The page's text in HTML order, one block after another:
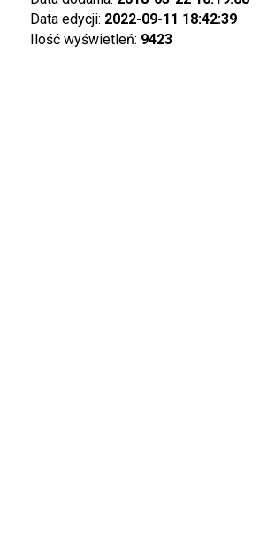
Data edycji: 2022-09-11 18:42:39
Ilość wyświetleń: 9423